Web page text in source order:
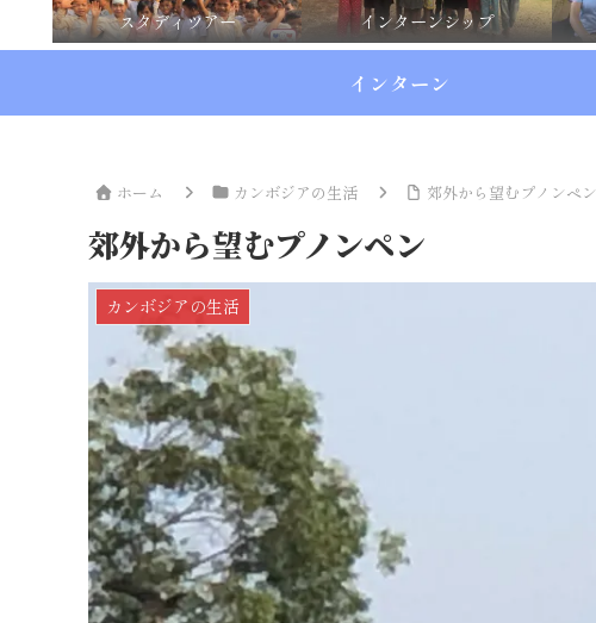
スタディツアー インターンシップ
インターン
ホーム カンボジアの生活 郊外から望むプノンペン
郊外から望むプノンペン
カンボジアの生活